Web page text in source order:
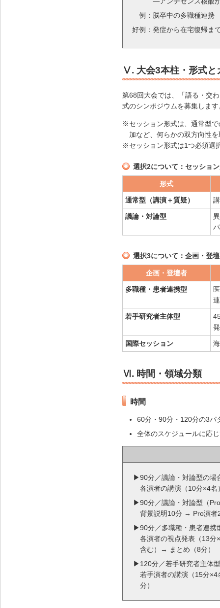
例： 脳卒中の多職種連携
好例： 発症から在宅復帰ま
Ⅴ. 大会3本柱・形式と
第68回大会では、「語る・交
式のシンポジウムを募集しま
※セッション形式は、通常型
加など、何らかの双方向性
※セッション形式は1つ必須選
選択2について：セッショ
形式
通常型（講演＋質疑）
議論・対論型
選択3について：企画・登
企画・登壇者
多職種・患者連携型
若手研究者主体型
国際セッション
Ⅵ. 時間・領域分類
時間
60分・90分・120分の3パ
全体のスケジュールに応
▶90分／議論・対論型の場
各演者の講演（10分×4
▶90分／議論・対論型（
背景説明10分 → Pro演
▶90分／多職種・患者連携
各演者の視点発表（13
含む）→ まとめ（8分）
▶120分／若手研究者主体
若手演者の講演（15分
分）